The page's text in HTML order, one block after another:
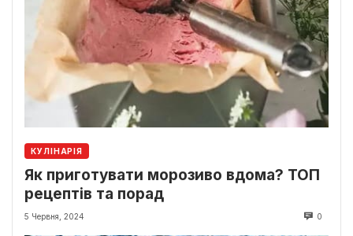
КУЛІНАРІЯ
Як приготувати морозиво вдома? ТОП
рецептів та порад
5 Червня, 2024 0